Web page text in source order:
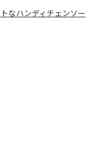
なハンディチェンソー